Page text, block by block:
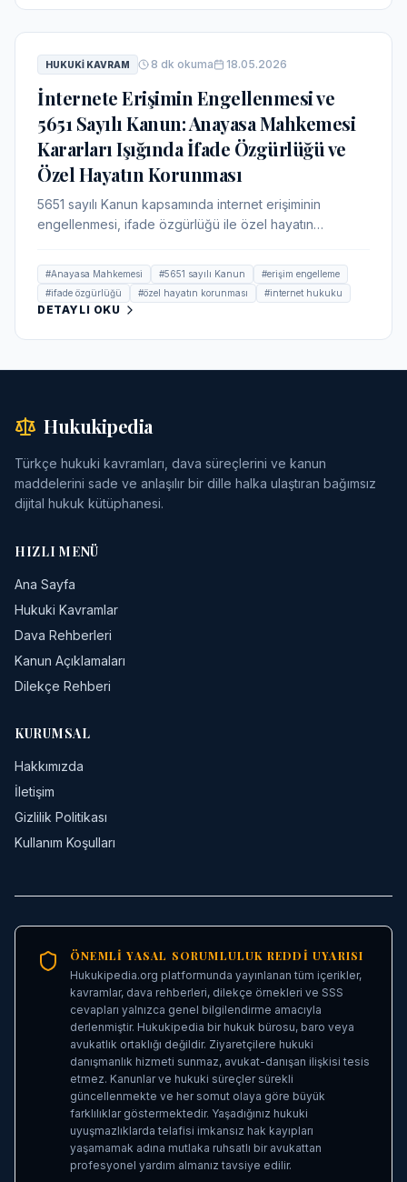
HUKUKI KAVRAM 8 dk okuma 18.05.2026
İnternete Erişimin Engellenmesi ve
5651 Sayılı Kanun: Anayasa Mahkemesi
Kararları Işığında İfade Özgürlüğü ve
Özel Hayatın Korunması
5651 sayılı Kanun kapsamında internet erişiminin
engellenmesi, ifade özgürlüğü ile özel hayatın
Anayasa Mahkemesi'nin güncel kararları, bu tedbirin
ancak kanunilik, meşru amaç ve ölçülülük ilkelerine
uygun olarak uygulanabileceğini vurgulamaktadır.
#Anayasa Mahkemesi #5651 sayılı Kanun #erişim engelleme
#ifade özgürlüğü #özel hayatın korunması #internet hukuku
DETAYLI OKU
Hukukipedia
Türkçe hukuki kavramları, dava süreçlerini ve kanun
maddelerini sade ve anlaşılır bir dille halka ulaştıran bağımsız
dijital hukuk kütüphanesi.
HIZLI MENÜ
Ana Sayfa
Hukuki Kavramlar
Dava Rehberleri
Kanun Açıklamaları
Dilekçe Rehberi
KURUMSAL
Hakkımızda
İletişim
Gizlilik Politikası
Kullanım Koşulları
ÖNEMLI YASAL SORUMLULUK REDDI UYARISI
Hukukipedia.org platformunda yayınlanan tüm içerikler,
kavramlar, dava rehberleri, dilekçe örnekleri ve SSS
cevapları yalnızca genel bilgilendirme amacıyla
derlenmiştir. Hukukipedia bir hukuk bürosu, baro veya
avukatlık ortaklığı değildir. Ziyaretçilere hukuki
danışmanlık hizmeti sunmaz, avukat-danışan ilişkisi tesis
etmez. Kanunlar ve hukuki süreçler sürekli
güncellenmekte ve her somut olaya göre büyük
farklılıklar göstermektedir. Yaşadığınız hukuki
uyuşmazlıklarda telafisi imkansız hak kayıpları
yaşamamak adına mutlaka ruhsatlı bir avukattan
profesyonel yardım almanız tavsiye edilir.